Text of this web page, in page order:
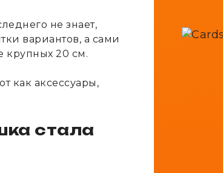
не знает,
вариантов, а сами
крупных 20 см.
как аксессуары,
стала